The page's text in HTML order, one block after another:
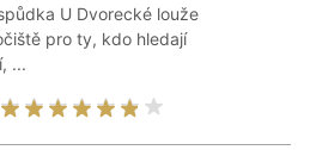
U Dvorecké louže
pro ty, kdo hledají
...